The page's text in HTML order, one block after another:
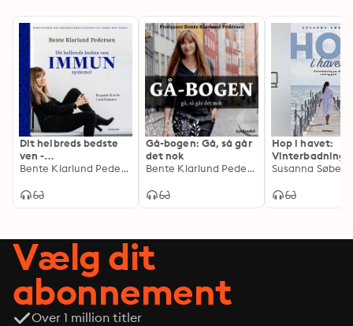
Dit helbreds bedste
ven -
immunsystemet: En
balance
Bente Klarlund Pedersen
Gå-bogen: Gå, så går
det nok
Bente Klarlund Pedersen
Hop i havet:
Vinterbadning
sund og glad
Susanna Søberg
Vælg dit
abonnement
Over 1 million titler